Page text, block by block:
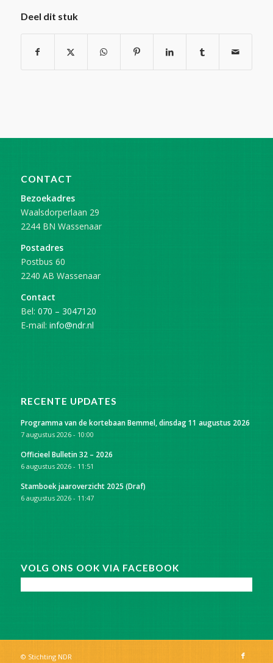
Deel dit stuk
CONTACT
Bezoekadres
Waalsdorperlaan 29
2244 BN Wassenaar
Postadres
Postbus 60
2240 AB Wassenaar
Contact
Bel: 070 – 3047120
E-mail: info@ndr.nl
RECENTE UPDATES
Programma van de kortebaan Bemmel, dinsdag 11 augustus 2026
7 augustus 2026 - 10:00
Officieel Bulletin 32 – 2026
6 augustus 2026 - 11:51
Stamboek jaaroverzicht 2025 (Draf)
6 augustus 2026 - 11:47
VOLG ONS OOK VIA FACEBOOK
© Stichting NDR